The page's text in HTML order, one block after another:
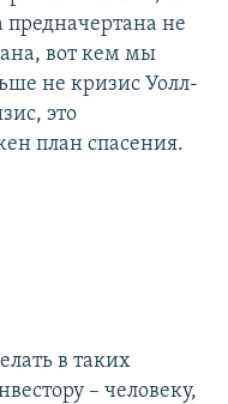
не
вот кем мы
не кризис Уолл-
это
план спасения.
в таких
– человеку,